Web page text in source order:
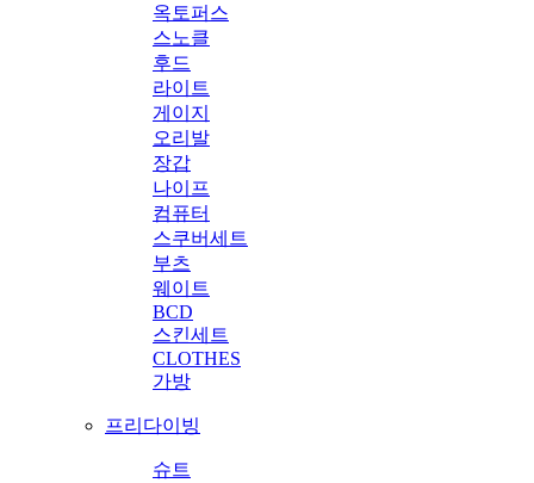
옥토퍼스
스노클
후드
라이트
게이지
오리발
장갑
나이프
컴퓨터
스쿠버세트
부츠
웨이트
BCD
스킨세트
CLOTHES
가방
프리다이빙
슈트